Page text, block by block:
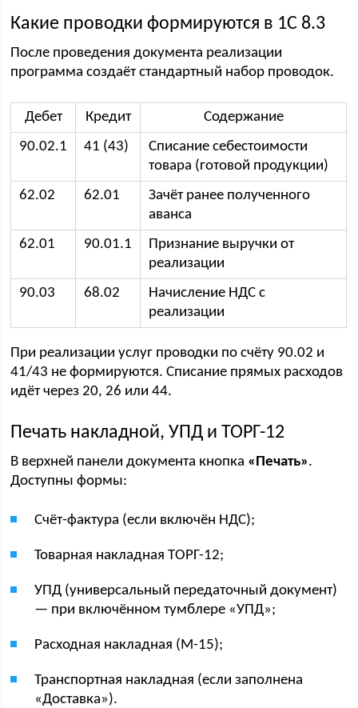
Какие проводки формируются в 1С 8.3
После проведения документа реализации
программа создаёт стандартный набор проводок.
Дебет Кредит
Содержание
90.02.1
41 (43)
Списание себестоимости
товара (готовой продукции)
62.02
62.01
Зачёт ранее полученного
аванса
62.01
90.01.1
Признание выручки от
реализации
90.03
68.02
Начисление НДС с
реализации
При реализации услуг проводки по счёту 90.02 и
41/43 не формируются. Списание прямых расходов
идёт через 20, 26 или 44.
Печать накладной, УПД и ТОРГ-12
В верхней панели документа кнопка «Печать».
Доступны формы:
Счёт-фактура (если включён НДС);
Товарная накладная ТОРГ-12;
УПД (универсальный передаточный документ)
— при включённом тумблере «УПД»;
Расходная накладная (М-15);
Транспортная накладная (если заполнена
«Доставка»).